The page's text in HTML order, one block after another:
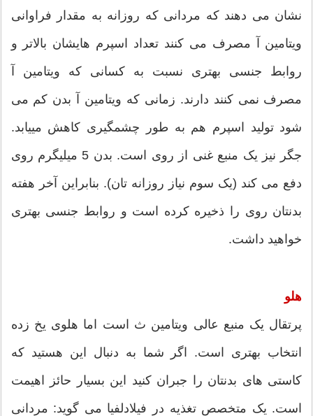
نشان می دهند که مردانی که روزانه به مقدار فراوانی
ویتامین آ مصرف می کنند تعداد اسپرم هایشان بالاتر و
روابط جنسی بهتری نسبت به کسانی که ویتامین آ
مصرف نمی کنند دارند. زمانی که ویتامین آ بدن کم می
شود تولید اسپرم هم به طور چشمگیری کاهش مییابد.
جگر نیز یک منبع غنی از روی است. بدن 5 میلیگرم روی
دفع می کند (یک سوم نیاز روزانه تان). بنابراین آخر هفته
بدنتان روی را ذخیره کرده است و روابط جنسی بهتری
خواهید داشت.
هلو
پرتقال یک منبع عالی ویتامین ث است اما هلوی یخ زده
انتخاب بهتری است. اگر شما به دنبال این هستید که
کاستی های بدنتان را جبران کنید این بسیار حائز اهیمت
است. یک متخصص تغذیه در فیلادلفیا می گوید: مردانی